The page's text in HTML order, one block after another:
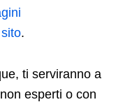
.
ti serviranno a
esperti o con